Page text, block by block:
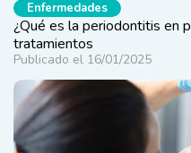
Enfermedades
¿Qué es la periodontitis en
tratamientos
Publicado el 16/01/2025